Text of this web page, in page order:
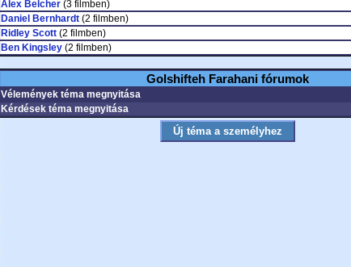
Alex Belcher(3 filmben)
Daniel Bernhardt(2 filmben)
Ridley Scott(2 filmben)
Ben Kingsley(2 filmben)
Golshifteh Farahani fórumok
Vélemények téma megnyitása
Kérdések téma megnyitása